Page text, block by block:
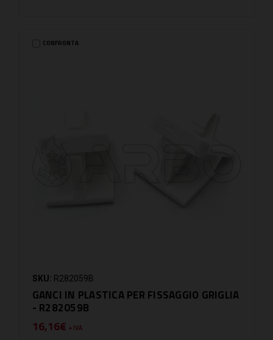
CONFRONTA
SKU: R282059B
GANCI IN PLASTICA PER FISSAGGIO GRIGLIA
- R282059B
16,16€ + IVA